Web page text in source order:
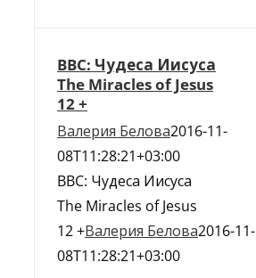
BBC: Чудеса Иисуса
The Miracles of Jesus
12 +
Валерия Белова2016-11-
08T11:28:21+03:00
BBC: Чудеса Иисуса
The Miracles of Jesus
12 +Валерия Белова2016-11-
08T11:28:21+03:00